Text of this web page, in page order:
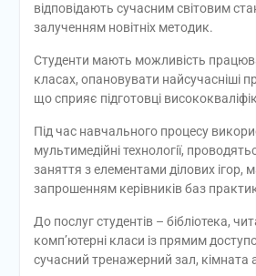
відповідають сучасним світовим
залученням новітніх методик.
Студенти мають можливість
класах, опановувати найсучасніші
що сприяє підготовці
Під час навчального процесу
мультимедійні технології,
заняття з елементами ділових ігор,
запрошенням керівників баз
До послуг студентів – бібліотека,
комп’ютерні класи із прямим
сучасний тренажерний зал, кімната